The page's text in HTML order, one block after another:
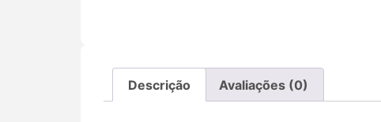
Descrição Avaliações (0)